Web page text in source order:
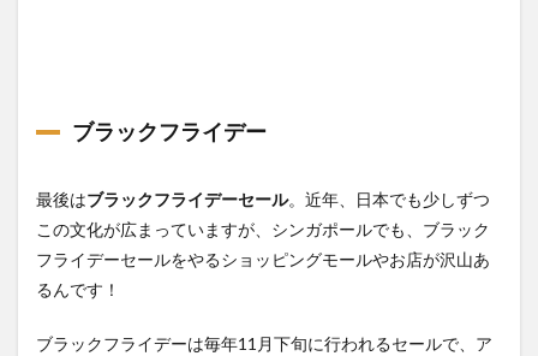
ブラックフライデー
最後はブラックフライデーセール。近年、日本でも少しずつ
この文化が広まっていますが、シンガポールでも、ブラック
フライデーセールをやるショッピングモールやお店が沢山あ
るんです！
ブラックフライデーは毎年11月下旬に行われるセールで、ア